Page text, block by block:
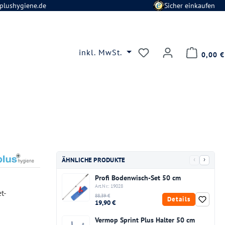
Sicher einkaufen
inkl. MwSt. Du hast 0 0,00 €
ÄHNLICHE PRODUKTE ‹ ›
Profi Bodenwisch-Set 50 cm
Art.Nr.: 19028
88,39 €
19,90 € Details
Vermop Sprint Plus Halter 50 cm